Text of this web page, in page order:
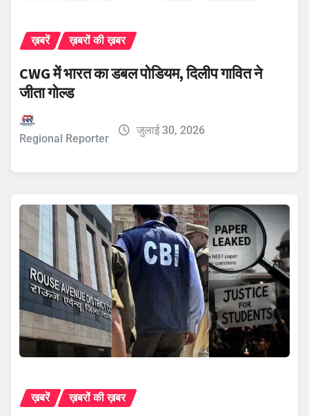
ख़बरें ख़बरों की ख़बर
CWG में भारत का डबल पोडियम, दिलीप गावित ने
जीता गोल्ड
Regional Reporter
जुलाई 30, 2026
ख़बरें ख़बरों की ख़बर